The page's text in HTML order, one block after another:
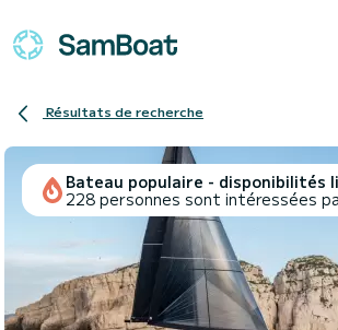
Résultats de recherche
Bateau populaire - disponibilités
228 personnes sont intéressées